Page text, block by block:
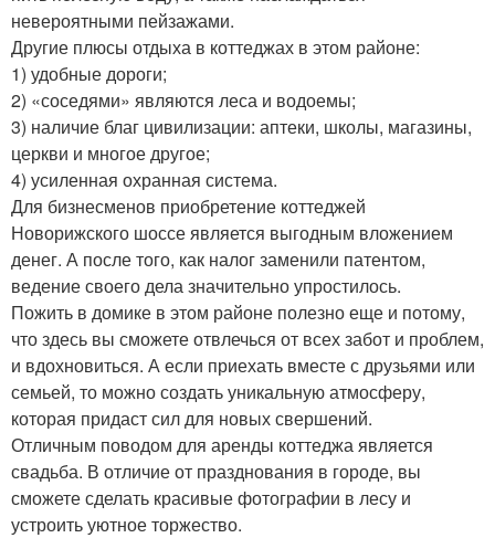
невероятными пейзажами.
Другие плюсы отдыха в коттеджах в этом районе:
1) удобные дороги;
2) «соседями» являются леса и водоемы;
3) наличие благ цивилизации: аптеки, школы, магазины,
церкви и многое другое;
4) усиленная охранная система.
Для бизнесменов приобретение коттеджей
Новорижского шоссе является выгодным вложением
денег. А после того, как налог заменили патентом,
ведение своего дела значительно упростилось.
Пожить в домике в этом районе полезно еще и потому,
что здесь вы сможете отвлечься от всех забот и проблем,
и вдохновиться. А если приехать вместе с друзьями или
семьей, то можно создать уникальную атмосферу,
которая придаст сил для новых свершений.
Отличным поводом для аренды коттеджа является
свадьба. В отличие от празднования в городе, вы
сможете сделать красивые фотографии в лесу и
устроить уютное торжество.